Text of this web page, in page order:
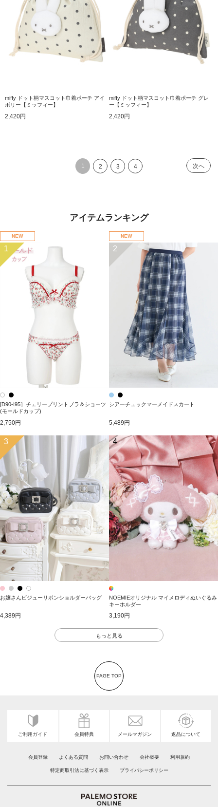
miffy ドット柄マスコット巾着ポーチ アイ
ボリー【ミッフィー】
2,420円
miffy ドット柄マスコット巾着ポーチ グレ
ー【ミッフィー】
2,420円
1 2 3 4 次へ
アイテムランキング
NEW
1
[D90-I95］チェリープリントブラ＆ショーツ
(モールドカップ)
2,750円
NEW
2
シアーチェックマーメイドスカート
5,489円
3
お嬢さんビジューリボンショルダーバッグ
4,389円
4
NOEMIEオリジナル マイメロディぬいぐるみ
キーホルダー
3,190円
もっと見る
PAGE TOP
ご利用ガイド 会員特典 メールマガジン 返品について
会員登録 よくある質問 お問い合わせ 会社概要 利用規約
特定商取引法に基づく表示 プライバシーポリシー